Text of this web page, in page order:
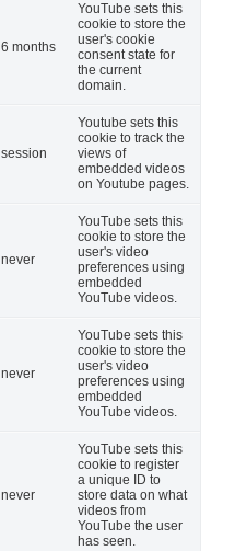
6 months
YouTube sets this
cookie to store the
user's cookie
consent state for
the current
domain.
session
Youtube sets this
cookie to track the
views of
embedded videos
on Youtube pages.
never
YouTube sets this
cookie to store the
user's video
preferences using
embedded
YouTube videos.
never
YouTube sets this
cookie to store the
user's video
preferences using
embedded
YouTube videos.
never
YouTube sets this
cookie to register
a unique ID to
store data on what
videos from
YouTube the user
has seen.